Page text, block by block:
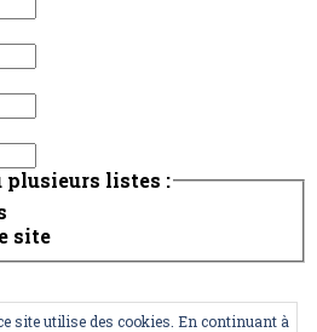
plusieurs listes :
site
site utilise des cookies. En continuant à